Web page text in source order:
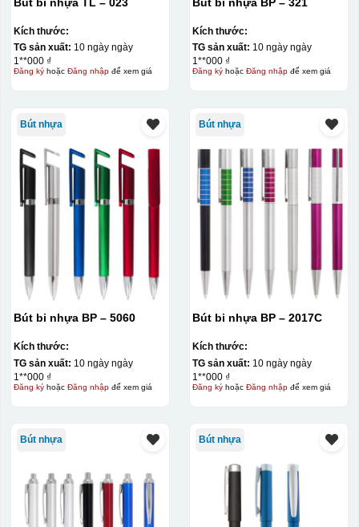
Kích thước:
TG sản xuất: 10 ngày ngày
1**000 ₫
Đăng kýhoặc Đăng nhậpđể xem giá
Kích thước:
TG sản xuất: 10 ngày ngày
1**000 ₫
Đăng kýhoặc Đăng nhậpđể xem giá
Bút nhựa
Bút bi nhựa BP – 5060
Kích thước:
TG sản xuất: 10 ngày ngày
1**000 ₫
Đăng kýhoặc Đăng nhậpđể xem giá
Bút nhựa
Bút bi nhựa BP – 2017C
Kích thước:
TG sản xuất: 10 ngày ngày
1**000 ₫
Đăng kýhoặc Đăng nhậpđể xem giá
Bút nhựa Bút nhựa